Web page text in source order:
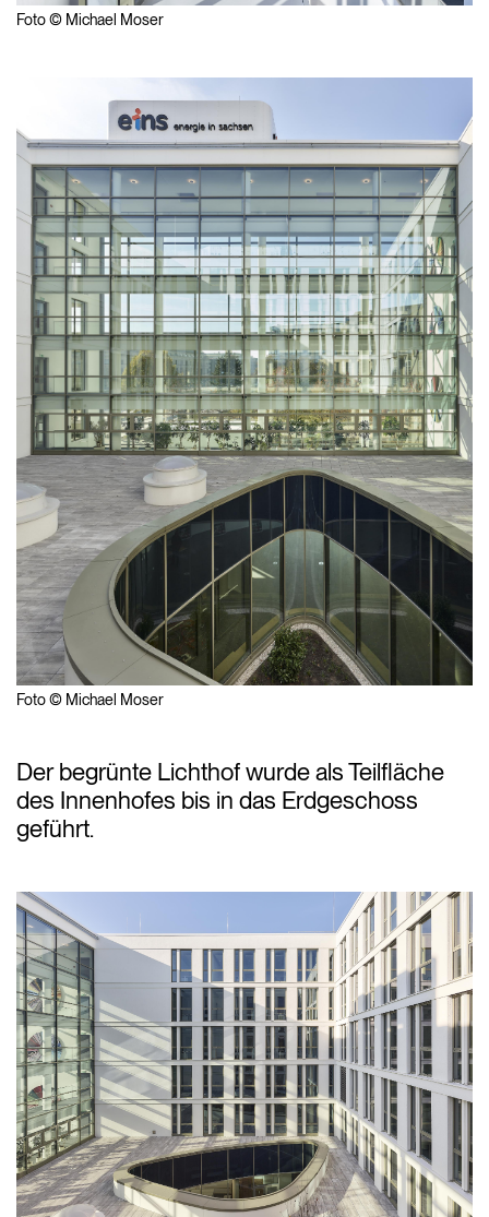
Foto © Michael Moser
Foto © Michael Moser
Der begrünte Lichthof wurde als Teilfläche
des Innenhofes bis in das Erdgeschoss
geführt.